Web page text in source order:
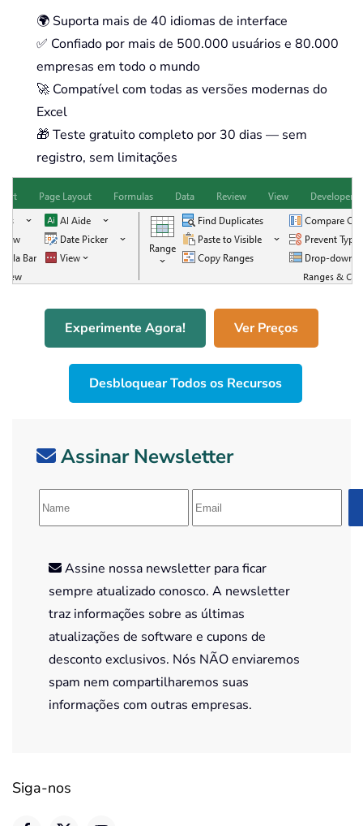
🌍 Suporta mais de 40 idiomas de interface
✅ Confiado por mais de 500.000 usuários e 80.000
empresas em todo o mundo
🚀 Compatível com todas as versões modernas do
Excel
🎁 Teste gratuito completo por 30 dias — sem
registro, sem limitações
Experimente Agora! Ver Preços
Desbloquear Todos os Recursos
Assinar Newsletter
Assine nossa newsletter para ficar
sempre atualizado conosco. A newsletter
traz informações sobre as últimas
atualizações de software e cupons de
desconto exclusivos. Nós NÃO enviaremos
spam nem compartilharemos suas
informações com outras empresas.
Siga-nos